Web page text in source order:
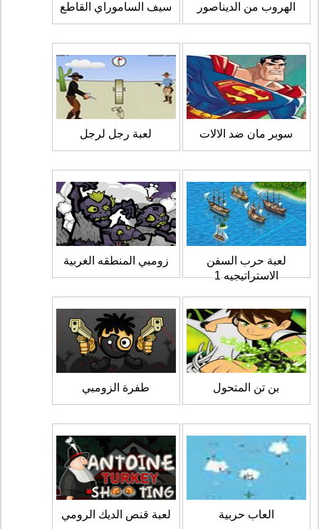
الهروب من الديناصور سيف الساموراي القاطع
سوبر مان ضد الالات لعبة رجل لرجل
لعبة حرب السفن
الاستراتيجيه 1
زومبي المنطقه الغربية
بن تن المتحول طفرة الزومبي
العاب حربية لعبة قنص الديك الرومي